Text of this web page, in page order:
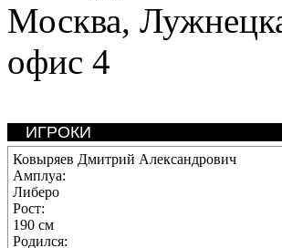
Москва,
офис 4
ИГРОКИ
Ковыряев Дмитрий Александрович
Амплуа:
Либеро
Рост:
190 см
Родился: